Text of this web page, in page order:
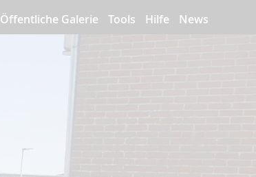
Öffentliche Galerie Tools Hilfe News